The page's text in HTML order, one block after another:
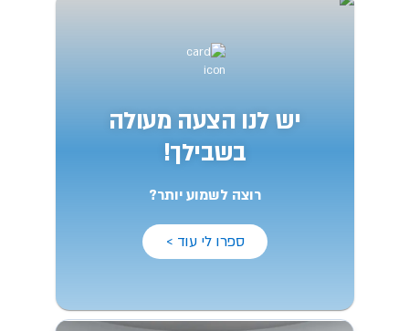
יש לנו הצעה מעולה
בשבילך!
רוצה לשמוע יותר?
ספרו לי עוד >